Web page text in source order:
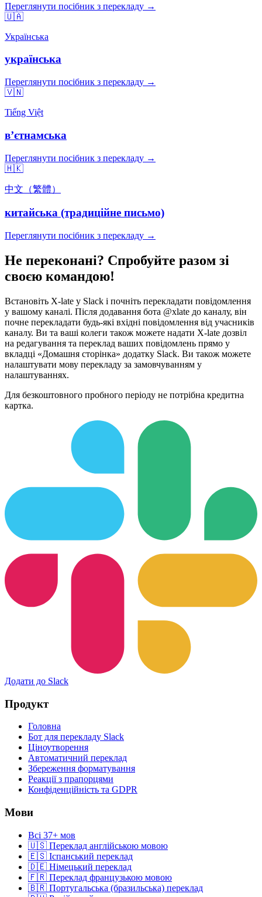
Переглянути посібник з перекладу →
🇺🇦
Українська
українська
Переглянути посібник з перекладу →
🇻🇳
Tiếng Việt
вʼєтнамська
Переглянути посібник з перекладу →
🇭🇰
中文（繁體）
китайська (традиційне письмо)
Переглянути посібник з перекладу →
Не переконані? Спробуйте разом зі
своєю командою!
Встановіть X-late у Slack і почніть перекладати повідомлення
у вашому каналі. Після додавання бота @xlate до каналу, він
почне перекладати будь-які вхідні повідомлення від учасників
каналу. Ви та ваші колеги також можете надати X-late дозвіл
на редагування та переклад ваших повідомлень прямо у
вкладці «Домашня сторінка» додатку Slack. Ви також можете
налаштувати мову перекладу за замовчуванням у
налаштуваннях.
Для безкоштовного пробного періоду не потрібна кредитна
картка.
Додати до Slack
Продукт
Головна
Бот для перекладу Slack
Ціноутворення
Автоматичний переклад
Збереження форматування
Реакції з прапорцями
Конфіденційність та GDPR
Мови
Всі 37+ мов
🇺🇸 Переклад англійською мовою
🇪🇸 Іспанський переклад
🇩🇪 Німецький переклад
🇫🇷 Переклад французькою мовою
🇧🇷 Португальська (бразильська) переклад